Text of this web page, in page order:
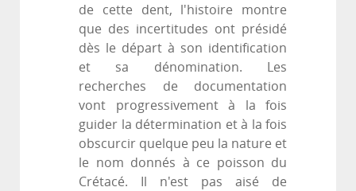
de cette dent, l'histoire montre
que des incertitudes ont présidé
dès le départ à son identification
et sa dénomination. Les
recherches de documentation
vont progressivement à la fois
guider la détermination et à la fois
obscurcir quelque peu la nature et
le nom donnés à ce poisson du
Crétacé. Il n'est pas aisé de